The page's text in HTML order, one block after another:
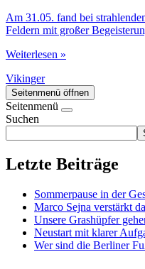
Am 31.05. fand bei
Feldern mit großer
Weiterlesen »
Vikinger
Seitenmenü öffnen
Seitenmenü
Suchen
Letzte Beiträge
Sommerpause in der
Marco Sejna verstärkt
Unsere Grashüpfer
Neustart mit klarer
Wer sind die Berliner